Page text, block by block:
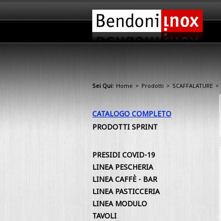
Sei Qui: Home > Prodotti > SCAFFALATURE >
CATALOGO COMPLETO
PRODOTTI SPRINT
PRESIDI COVID-19
LINEA PESCHERIA
LINEA CAFFÈ - BAR
LINEA PASTICCERIA
LINEA MODULO
TAVOLI